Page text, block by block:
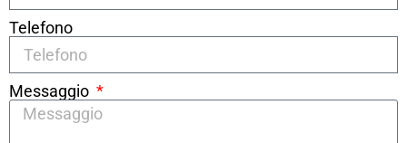
Telefono
Messaggio